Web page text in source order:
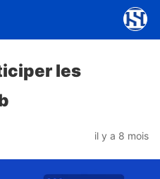
les
il y a 8 mois